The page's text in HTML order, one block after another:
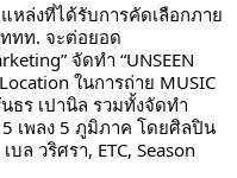
หล่งที่ได้รับการคัดเลือกภาย
ทท. จะต่อยอด
จัดทำ “UNSEEN
ในการถ่าย MUSIC
ธร เปานิล รวมทั้งจัดทำ
5 เพลง 5 ภูมิภาค โดยศิลปิน
ล วริศรา, ETC, Season